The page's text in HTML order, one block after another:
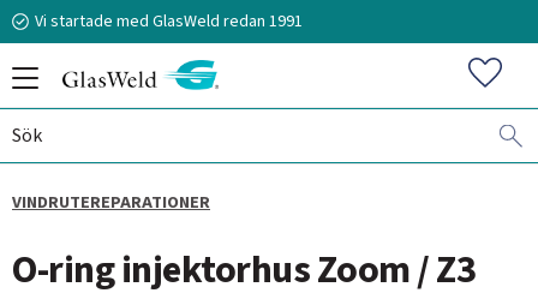
Vi startade med GlasWeld redan 1991
VINDRUTEREPARATIONER
O-ring injektorhus Zoom / Z3
070-394 51 12